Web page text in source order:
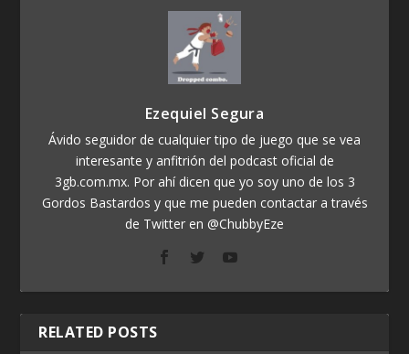
Ezequiel Segura
Ávido seguidor de cualquier tipo de juego que se vea
interesante y anfitrión del podcast oficial de
3gb.com.mx. Por ahí dicen que yo soy uno de los 3
Gordos Bastardos y que me pueden contactar a través
de Twitter en @ChubbyEze
RELATED POSTS